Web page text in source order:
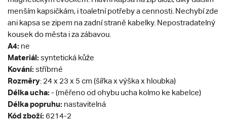
menším kapsičkám, i toaletní potřeby a cennosti. Nechybí zde
ani kapsa se zipem na zadní straně kabelky. Nepostradatelný
kousek do města i za zábavou.
A4: ne
Materiál: syntetická kůže
Kování: stříbrné
Rozměry: 24 x 23 x 5 cm (šířka x výška x hloubka)
Délka ucha: - (měřeno od ohybu ucha kolmo ke kabelce)
Délka popruhu: nastavitelná
Kód zboží: 6214-2